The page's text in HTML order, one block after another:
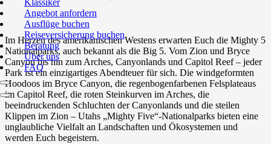
Klassiker
Angebot anfordern
Ausflüge buchen
Reiseversicherung buchen
Beratung
Über uns
FAQ
Im Herzen des amerikanischen Westens erwarten Euch die Mighty 5
Nationalparks, auch bekannt als die Big 5. Vom Zion und Bryce
Canyon bis hin zum Arches, Canyonlands und Capitol Reef – jeder
Park ist ein einzigartiges Abendteuer für sich. Die windgeformten
Hoodoos im Bryce Canyon, die regenbogenfarbenen Felsplateaus
im Capitol Reef, die roten Steinkurven im Arches, die
beeindruckenden Schluchten der Canyonlands und die steilen
Klippen im Zion – Utahs „Mighty Five“-Nationalparks bieten eine
unglaubliche Vielfalt an Landschaften und Ökosystemen und
werden Euch begeistern.